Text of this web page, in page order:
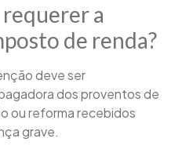
a
de renda?
deve ser
dos proventos de
ou reforma recebidos
grave.